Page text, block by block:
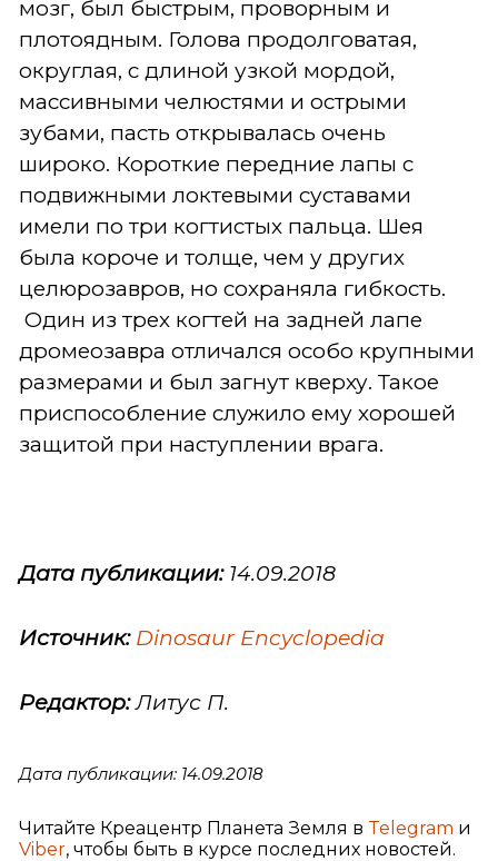
мозг, был быстрым, проворным и
плотоядным. Голова продолговатая,
округлая, с длиной узкой мордой,
массивными челюстями и острыми
зубами, пасть открывалась очень
широко. Короткие передние лапы с
подвижными локтевыми суставами
имели по три когтистых пальца. Шея
была короче и толще, чем у других
целюрозавров, но сохраняла гибкость.
Один из трех когтей на задней лапе
дромеозавра отличался особо крупными
размерами и был загнут кверху. Такое
приспособление служило ему хорошей
защитой при наступлении врага.
Дата публикации:14.09.2018
Источник: Dinosaur Encyclopedia
Редактор:Литус П.
Дата публикации: 14.09.2018
Читайте Креацентр Планета Земля в Telegram и
Viber, чтобы быть в курсе последних новостей.